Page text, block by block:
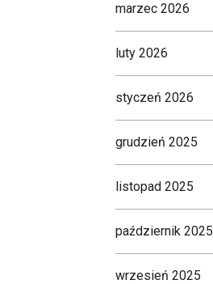
marzec 2026
luty 2026
styczeń 2026
grudzień 2025
listopad 2025
październik 2025
wrzesień 2025